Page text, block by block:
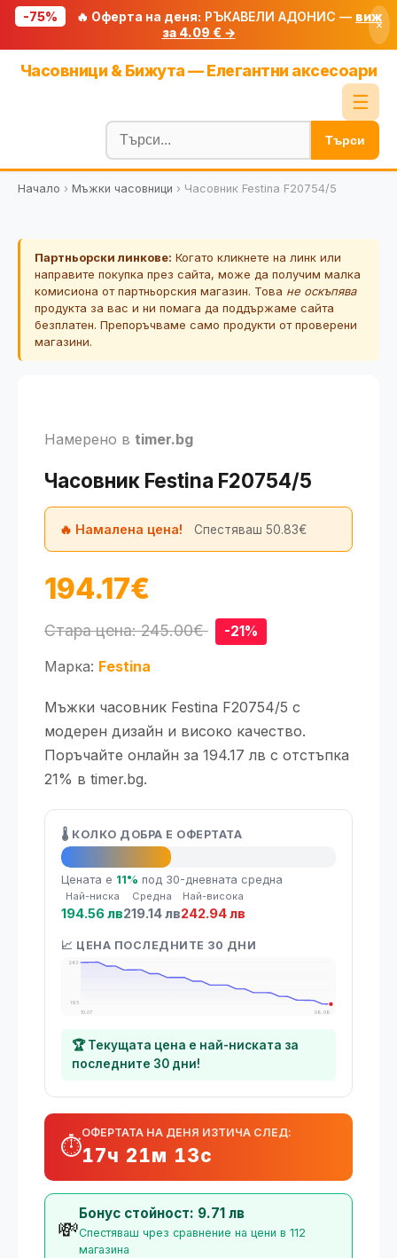
-75% 🔥 Оферта на деня: РЪКАВЕЛИ АДОНИС — виж
за 4.09 € →
×
Часовници & Бижута — Елегантни аксесоари
☰
Блог
🧮 Калкулатори
🔍 Намери продукт
🎟️ Купони
Търси
Начало › Мъжки часовници › Часовник Festina F20754/5
Партньорски линкове: Когато кликнете на линк или
направите покупка през сайта, може да получим малка
комисиона от партньорския магазин. Това не оскъпява
продукта за вас и ни помага да поддържаме сайта
безплатен. Препоръчваме само продукти от проверени
магазини.
Намерено в timer.bg
Часовник Festina F20754/5
🔥 Намалена цена! Спестяваш 50.83€
194.17€
Стара цена: 245.00€ -21%
Марка: Festina
Мъжки часовник Festina F20754/5 с
модерен дизайн и високо качество.
Поръчайте онлайн за 194.17 лв с отстъпка
21% в timer.bg.
🌡️ КОЛКО ДОБРА Е ОФЕРТАТА
👍 Добра оферта
Цената е 11% под 30-дневната средна
Най-ниска
194.56 лв
Средна
219.14 лв
Най-висока
242.94 лв
📈 ЦЕНА ПОСЛЕДНИТЕ 30 ДНИ
243
195
10.07
08.08
🏆 Текущата цена е най-ниската за
последните 30 дни!
⏱️
ОФЕРТАТА НА ДЕНЯ ИЗТИЧА СЛЕД:
17ч 21м 12с
💸
Бонус стойност: 9.71 лв
Спестяваш чрез сравнение на цени в 112
магазина